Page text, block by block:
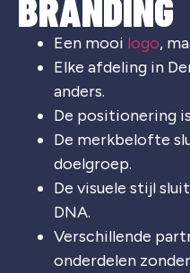
Een mooi logo,
Elke afdeling in
anders.
De positionering
De merkbelofte
doelgroep.
De visuele stijl
DNA.
Verschillende
onderdelen